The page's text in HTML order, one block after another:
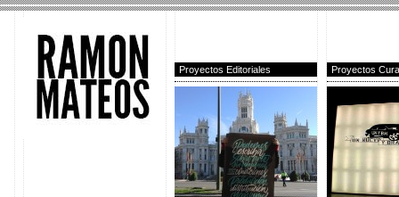
Proyectos Editoriales Proyectos